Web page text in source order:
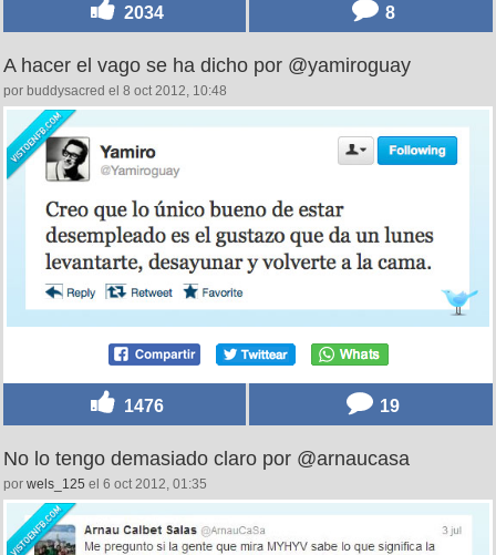
2034 8
A hacer el vago se ha dicho por @yamiroguay
por buddysacred el 8 oct 2012, 10:48
1476 19
No lo tengo demasiado claro por @arnaucasa
por wels_125 el 6 oct 2012, 01:35